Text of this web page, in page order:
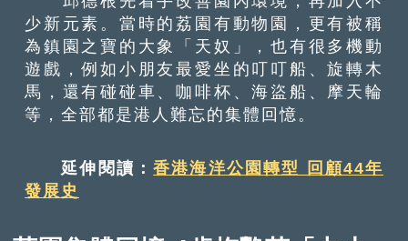
少新元素。當時的荔園有動物園，更有被稱
為鎮園之寶的大象「天奴」，也有很多機動
遊戲，例如小朋友最愛坐的叮叮船、旋轉木
馬，還有碰碰車、咖啡杯、海盜船、摩天輪
等，全部都是港人難忘的集體回憶。
延伸閱讀：香港海洋公園轉型 回顧44年
發展史